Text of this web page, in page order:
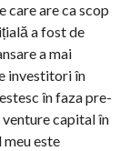
care are ca scop
a fost de
a mai
investitori în
în faza pre-
capital în
este